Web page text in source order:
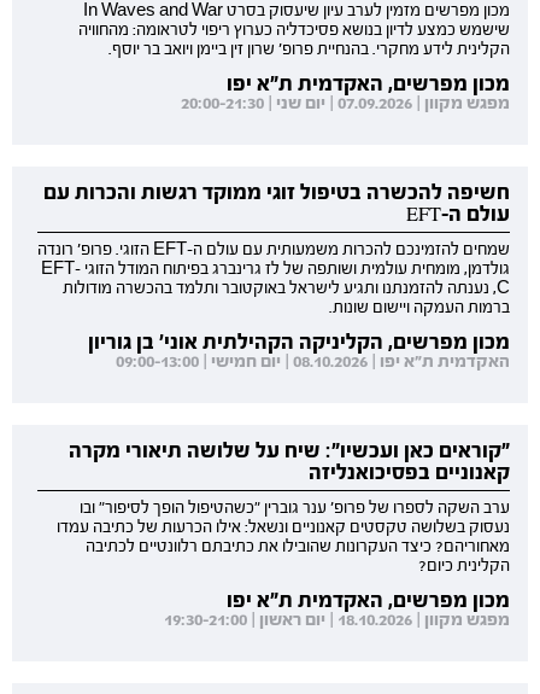
מכון מפרשים מזמין לערב עיון שיעסוק בסרט In Waves and War
שישמש כמצע לדיון בנושא פסיכדליה כערוץ ריפוי לטראומה: מהחוויה
הקלינית לידע מחקרי. בהנחיית פרופ' שרון זין ביימן ויואב בר יוסף.
מכון מפרשים, האקדמית ת"א יפו
מפגש מקוון | 07.09.2026 | יום שני | 20:00-21:30
חשיפה להכשרה בטיפול זוגי ממוקד רגשות והכרות עם
עולם ה-EFT
שמחים להזמינכם להכרות משמעותית עם עולם ה-EFT הזוגי. פרופ' רונדה
גולדמן, מומחית עולמית ושותפה של לז גרינברג בפיתוח המודל הזוגי EFT-
C, נענתה להזמנתנו ותגיע לישראל באוקטובר ותלמד בהכשרה מודולות
ברמות העמקה ויישום שונות.
מכון מפרשים, הקליניקה הקהילתית אוני' בן גוריון
האקדמית ת"א יפו | 08.10.2026 | יום חמישי | 09:00-13:00
"קוראים כאן ועכשיו": שיח על שלושה תיאורי מקרה
קאנוניים בפסיכואנליזה
ערב השקה לספרו של פרופ' ענר גוברין "כשהטיפול הופך לסיפור" ובו
נעסוק בשלושה טקסטים קאנוניים ונשאל: אילו הכרעות של כתיבה עמדו
מאחוריהם? כיצד העקרונות שהובילו את כתיבתם רלוונטיים לכתיבה
הקלינית כיום?
מכון מפרשים, האקדמית ת"א יפו
מפגש מקוון | 18.10.2026 | יום ראשון | 19:30-21:00